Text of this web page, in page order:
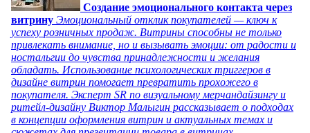
Создание эмоционального контакта через
витрину Эмоциональный отклик покупателей — ключ к
успеху розничных продаж. Витрины способны не только
привлекать внимание, но и вызывать эмоции: от радости и
ностальгии до чувства принадлежности и желания
обладать. Использование психологических триггеров в
дизайне витрин помогает превратить прохожего в
покупателя. Эксперт SR по визуальному мерчандайзингу и
ритейл-дизайну Виктор Малыгин рассказывает о подходах
в концепции оформления витрин и актуальных темах и